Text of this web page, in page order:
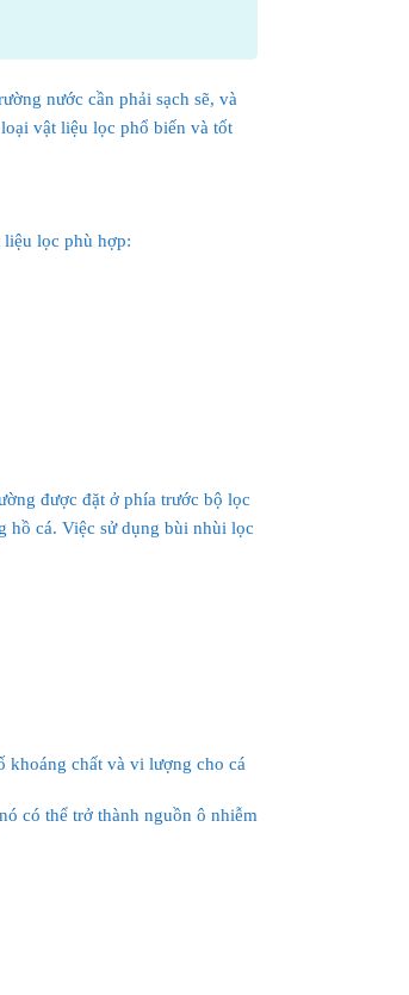
nước cần phải sạch sẽ, và
vật liệu lọc phổ biến và tốt
liệu lọc phù hợp:
được đặt ở phía trước bộ lọc
hồ cá. Việc sử dụng bùi nhùi lọc
khoáng chất và vi lượng cho cá
có thể trở thành nguồn ô nhiễm